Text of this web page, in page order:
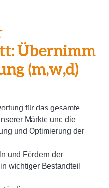
Übernimm
(m,w,d)
für das gesamte
Märkte und die
und Optimierung der
und Fördern der
wichtiger Bestandteil